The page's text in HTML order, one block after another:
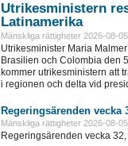
Utrikesministern
Latinamerika
Mänskliga rättigheter 2026-08-
Utrikesminister Maria
Brasilien och Colombia den
kommer utrikesministern att
i regionen och delta vid
Regeringsärenden vecka
Mänskliga rättigheter 2026-08-
Regeringsärenden vecka